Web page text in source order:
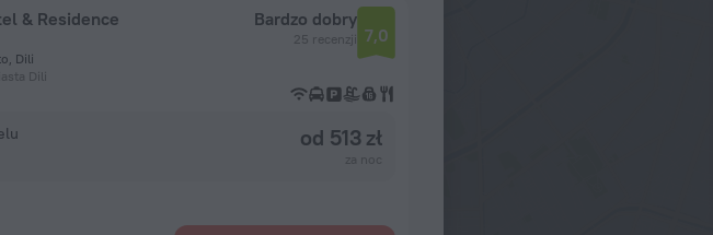
& Residence
Dili
Dili
Bardzo dobry
25 recenzji 7,0
od 513 zł